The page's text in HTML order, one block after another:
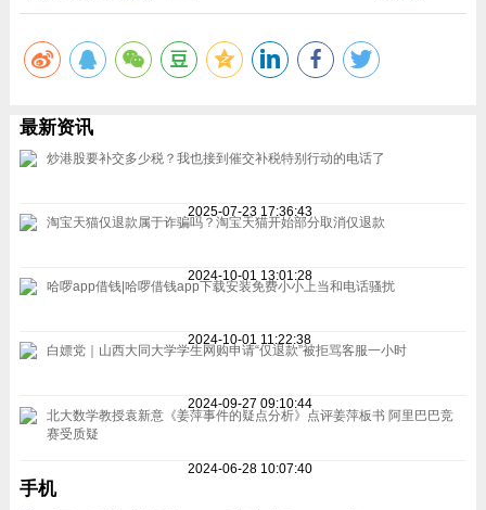
最新资讯
炒港股要补交多少税？我也接到催交补税特别行动的电话了
2025-07-23 17:36:43
淘宝天猫仅退款属于诈骗吗？淘宝天猫开始部分取消仅退款
2024-10-01 13:01:28
哈啰app借钱|哈啰借钱app下载安装免费小小上当和电话骚扰
2024-10-01 11:22:38
白嫖党｜山西大同大学学生网购申请“仅退款”被拒骂客服一小时
2024-09-27 09:10:44
北大数学教授袁新意《姜萍事件的疑点分析》点评姜萍板书 阿里巴巴竞
赛受质疑
2024-06-28 10:07:40
手机